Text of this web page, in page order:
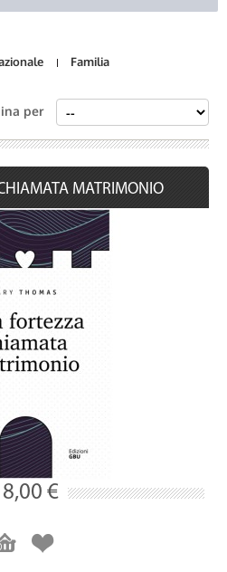
Familia
per
MATRIMONIO
€